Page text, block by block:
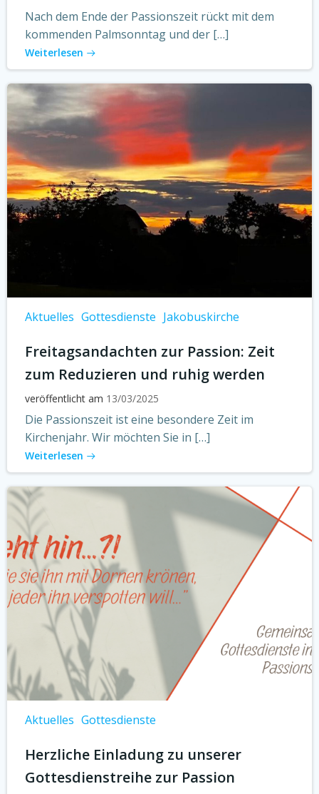
Nach dem Ende der Passionszeit rückt mit dem
kommenden Palmsonntag und der […]
Weiterlesen
Aktuelles Gottesdienste Jakobuskirche
Freitagsandachten zur Passion: Zeit
zum Reduzieren und ruhig werden
veröffentlicht am 13/03/2025
Die Passionszeit ist eine besondere Zeit im
Kirchenjahr. Wir möchten Sie in […]
Weiterlesen
Aktuelles Gottesdienste
Herzliche Einladung zu unserer
Gottesdienstreihe zur Passion